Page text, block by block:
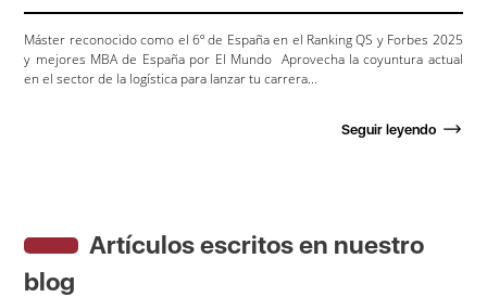
Máster reconocido como el 6º de España en el Ranking QS y Forbes 2025
y mejores MBA de España por El Mundo Aprovecha la coyuntura actual
en el sector de la logística para lanzar tu carrera...
Seguir leyendo
Artículos escritos en nuestro
blog